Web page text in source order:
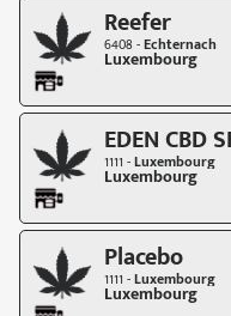
Reefer
6408 -Echternach
Luxembourg
EDEN CBD
1111 -Luxembourg
Luxembourg
Placebo
1111 -Luxembourg
Luxembourg